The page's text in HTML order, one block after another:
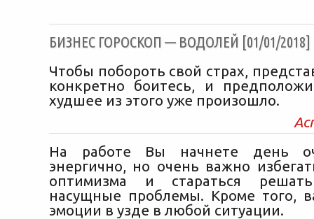
БИЗНЕС ГОРОСКОП — ВОДОЛЕЙ [01/01/2018]
Чтобы побороть свой страх,
конкретно боитесь, и
худшее из этого уже произошло.
На работе Вы начнете день
энергично, но очень важно
оптимизма и стараться
насущные проблемы. Кроме того,
эмоции в узде в любой ситуации.